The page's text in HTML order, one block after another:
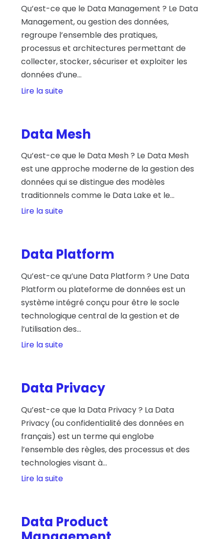
Qu’est-ce que le Data Management ? Le Data
Management, ou gestion des données,
regroupe l’ensemble des pratiques,
processus et architectures permettant de
collecter, stocker, sécuriser et exploiter les
données d’une...
Lire la suite
Data Mesh
Qu’est-ce que le Data Mesh ? Le Data Mesh
est une approche moderne de la gestion des
données qui se distingue des modèles
traditionnels comme le Data Lake et le...
Lire la suite
Data Platform
Qu’est-ce qu’une Data Platform ? Une Data
Platform ou plateforme de données est un
système intégré conçu pour être le socle
technologique central de la gestion et de
l’utilisation des...
Lire la suite
Data Privacy
Qu’est-ce que la Data Privacy ? La Data
Privacy (ou confidentialité des données en
français) est un terme qui englobe
l’ensemble des règles, des processus et des
technologies visant à...
Lire la suite
Data Product